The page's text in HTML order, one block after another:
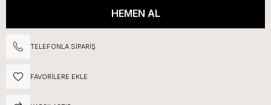
TELEFONLA SIPARIŞ
FAVORILERE EKLE